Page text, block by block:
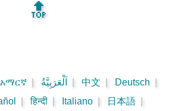
🔝
አማርኛ اَلْعَرَبِيَّةُ 中文 Deutsch
हिन्दी Italiano 日本語